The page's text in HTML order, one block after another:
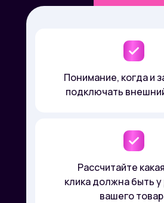
Понимание, когда и
подключать
Рассчитайте
клика должна быть
вашего